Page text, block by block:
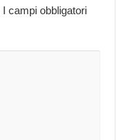
I campi obbligatori